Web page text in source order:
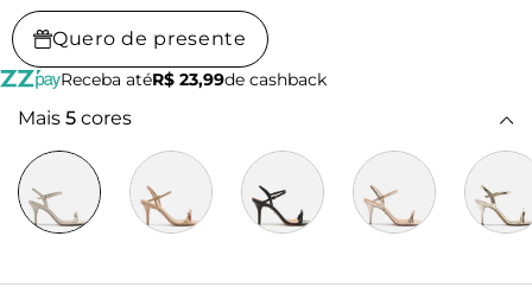
Quero de presente
Receba atéR$ 23,99de cashback
Mais 5 cores